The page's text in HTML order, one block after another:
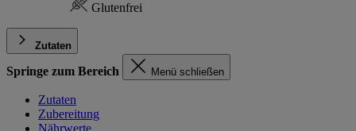
Glutenfrei
Zutaten
Springe zum Bereich Menü schließen
Zutaten
Zubereitung